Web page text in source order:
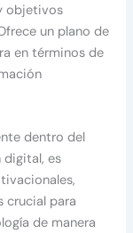
objetivos
un plano de
en términos de
dentro del
digital, es
crucial para
de manera